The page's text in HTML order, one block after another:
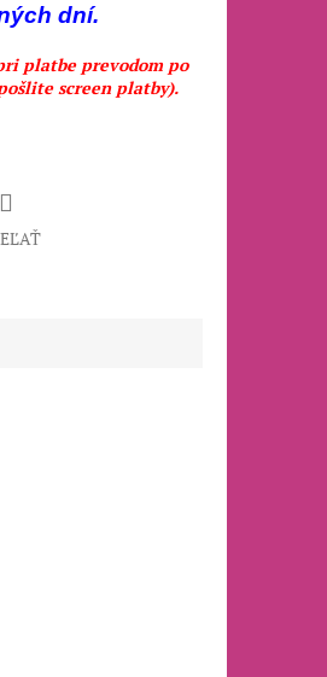
dní.
platbe prevodom po
screen platby).